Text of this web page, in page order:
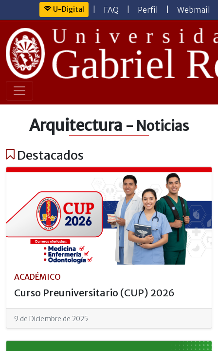
U-Digital FAQ Perfil Webmail
Arquitectura - Noticias
Destacados
ACADÉMICO
Curso Preuniversitario (CUP) 2026
9 de Diciembre de 2025